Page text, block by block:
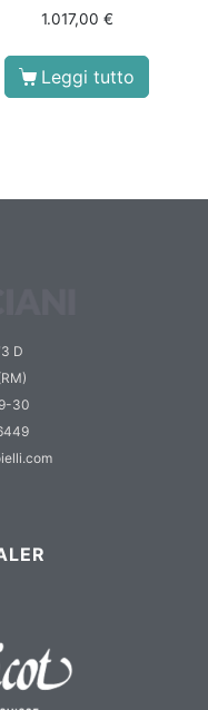
1.017,00 €
Leggi tutto
D
30